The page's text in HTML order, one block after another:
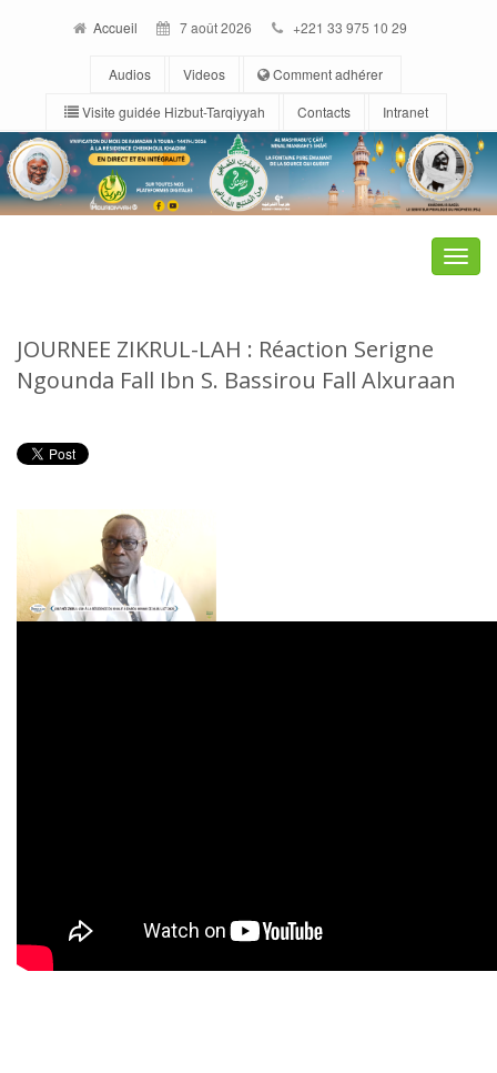
Accueil 7 août 2026 +221 33 975 10 29
Audios Videos
Comment adhérer
Visite guidée Hizbut-Tarqiyyah
Contacts Intranet
Toggle
JOURNEE ZIKRUL-LAH : Réaction Serigne
Ngounda Fall Ibn S. Bassirou Fall Alxuraan